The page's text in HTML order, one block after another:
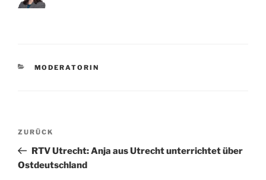
KATEGORIEN
MODERATORIN
Beitragsnavigation
Vorheriger
Beitrag
ZURÜCK
RTV Utrecht: Anja aus Utrecht unterrichtet über
Ostdeutschland